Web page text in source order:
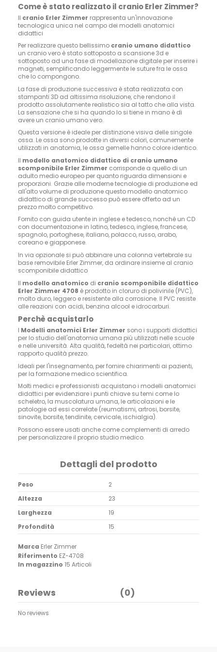
Come è stato realizzato il cranio Erler Zimmer?
Il cranio Erler Zimmer rappresenta un'innovazione
tecnologica unica nel campo dei modelli anatomici
didattici
Per realizzare questo bellissimo cranio umano didattico
un cranio vero è stato sottoposto a scansione 3d e
sottoposto ad una fase di modellazione digitale per inserire i
magneti, semplificando leggermente le suture fra le ossa
che lo compongono.
La fase di produzione successiva è stata realizzata con
stampanti 3D ad altissima risoluzione, che rendono il
prodotto assolutamente realistico sia al tatto che alla vista.
La sensazione che si ha quando lo si tiene in mano è di
avere un cranio umano vero.
Questa versione è ideale per distinzione visiva delle singole
ossa. Le ossa sono prodotte in diversi colori, comunemente
utilizzati in anatomia, le ossa gemelle hanno colore identico.
Il modello anatomico didattico di cranio umano
scomponibile Erler Zimmer corrisponde a quello di un
adulto medio europeo per quanto riguarda dimensioni e
proporzioni. Grazie alle moderne tecnologie di produzione ed
all'alto volume di produzione questo modello anatomico
didattico di grande successo può essere offerto ad un
prezzo molto competitivo.
Fornito con guida utente in inglese e tedesco, nonché un CD
con documentazione in latino, tedesco, inglese, francese,
spagnolo, portoghese, italiano, polacco, russo, arabo,
coreano e giapponese.
In via opzionale si può abbinare una colonna vertebrale su
base removibile Erler Zimmer, da ordinare insieme al cranio
scomponibile didattico
Il modello anatomico di cranio scomponibile didattico
Erler Zimmer 4708 è prodotto in cloruro di polivinile (PVC),
molto duro, leggero e resistente alla corrosione. Il PVC resiste
alle reazioni con acidi, benzina alcool e idrocarburi.
Perchè acquistarlo
I Modelli anatomici Erler Zimmer sono i supporti didattici
per lo studio dell'anatomia umana più utilizzati nelle scuole
e nelle università. Alta qualità, fedeltà nei particolari, ottimo
rapporto qualità prezzo.
Ideali per l'insegnamento, per fornire chiarimenti ai pazienti,
per la formazione medico scientifica.
Molti medici e professionisti acquistano i modelli anatomici
didattici per evidenziare i punti chiave su temi come lo
scheletro, la muscolatura umana, le articolazioni e le
patologie ad essi correlate (reumatismi, artrosi, borsite,
sinovite, borsite, tendinite, cervicale, ischialgia).
Possono essere usati anche come complementi di arredo
per personalizzare il proprio studio medico.
Dettagli del prodotto
Peso
2
Altezza
23
Larghezza
19
Profondità
15
Marca Erler Zimmer
Riferimento EZ-4708
In magazzino 15 Articoli
Reviews (0)
No reviews